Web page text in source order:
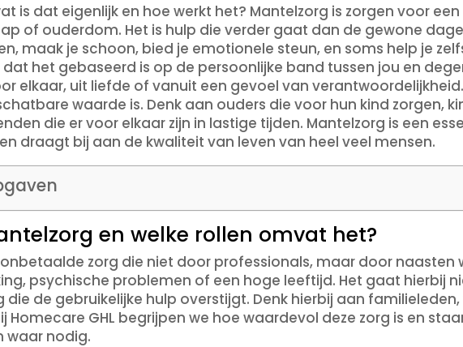
is dat eigenlijk en hoe werkt het? Mantelzorg is zorgen voor
of ouderdom. Het is hulp die verder gaat dan de gewone
maak je schoon, bied je emotionele steun, en soms help je
het gebaseerd is op de persoonlijke band tussen jou en
elkaar, uit liefde of vanuit een gevoel van
waarde is. Denk aan ouders die voor hun kind zorgen,
die er voor elkaar zijn in lastige tijden. Mantelzorg is een
draagt bij aan de kwaliteit van leven van heel veel mensen.
en welke rollen omvat het?
zorg die niet door professionals, maar door
psychische problemen of een hoge leeftijd. Het gaat hierbij
die de gebruikelijke hulp overstijgt. Denk hierbij aan
Homecare GHL begrijpen we hoe waardevol deze zorg is en
waar nodig.